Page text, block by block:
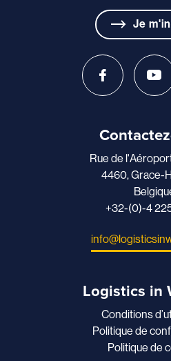
Je
Rue de
4460, Grace-
+32-(0)-4
Logistics in
Conditions
Politique de
Politique de